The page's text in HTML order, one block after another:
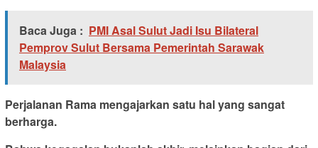
Baca Juga : PMI Asal Sulut Jadi Isu Bilateral
Pemprov Sulut Bersama Pemerintah Sarawak
Malaysia
Perjalanan Rama mengajarkan satu hal yang sangat
berharga.